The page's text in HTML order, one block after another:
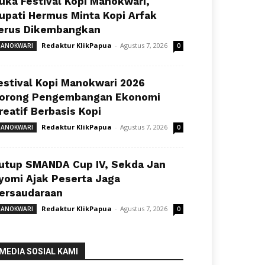
Hermus Minta Kopi Arfak
Dikembangkan
Redaktur KlikPapua - Agustus 7, 2026 0
Kopi Manokwari 2026
Pengembangan Ekonomi
Berbasis Kopi
Redaktur KlikPapua - Agustus 7, 2026 0
SMANDA Cup IV, Sekda Jan
Ajak Peserta Jaga
Redaktur KlikPapua - Agustus 7, 2026 0
MEDIA SOSIAL KAMI